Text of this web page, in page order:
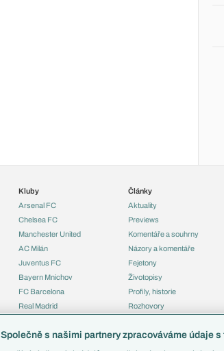
Kluby
Arsenal FC
Chelsea FC
Manchester United
AC Milán
Juventus FC
Bayern Mnichov
FC Barcelona
Real Madrid
Články
Aktuality
Previews
Komentáře a souhrny
Názory a komentáře
Fejetony
Životopisy
Profily, historie
Rozhovory
Společně s našimi partnery zpracováváme údaje